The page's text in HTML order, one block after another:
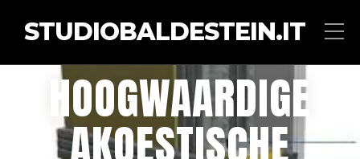
STUDIOBALDESTEIN.IT
HOOGWAARDIGE
AKOESTISCHE